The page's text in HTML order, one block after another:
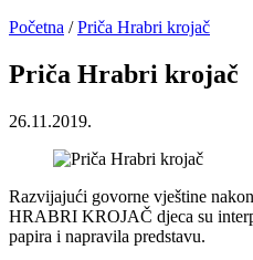
Početna / Priča Hrabri krojač
Priča Hrabri krojač
26.11.2019.
Razvijajući govorne vještine
HRABRI KROJAČ djeca su
papira i napravila predstavu.